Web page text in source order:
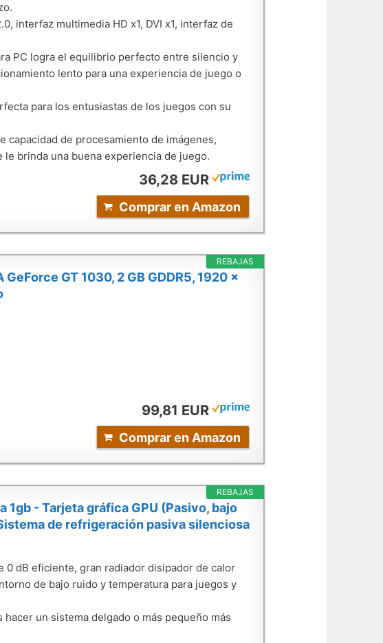
interfaz multimedia HD x1, DVI x1, interfaz de
PC logra el equilibrio perfecto entre silencio y
lento para una experiencia de juego o
para los entusiastas de los juegos con su
capacidad de procesamiento de imágenes,
brinda una buena experiencia de juego.
36,28 EUR
Comprar en Amazon
REBAJAS
GT 1030, 2 GB GDDR5, 1920 x
99,81 EUR
Comprar en Amazon
REBAJAS
1gb - Tarjeta gráfica GPU (Pasivo, bajo
de refrigeración pasiva silenciosa
0 dB eficiente, gran radiador disipador de calor
de bajo ruido y temperatura para juegos y
un sistema delgado o más pequeño más